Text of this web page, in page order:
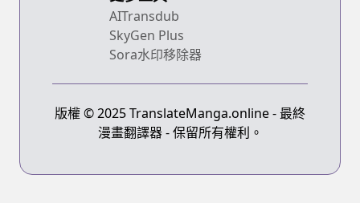
AITransdub
SkyGen Plus
Sora水印移除器
版權 © 2025 TranslateManga.online - 最終
漫畫翻譯器 - 保留所有權利。